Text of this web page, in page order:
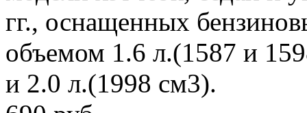
гг., оснащенных
объемом 1.6 л.(1587 и
и 2.0 л.(1998 см3).